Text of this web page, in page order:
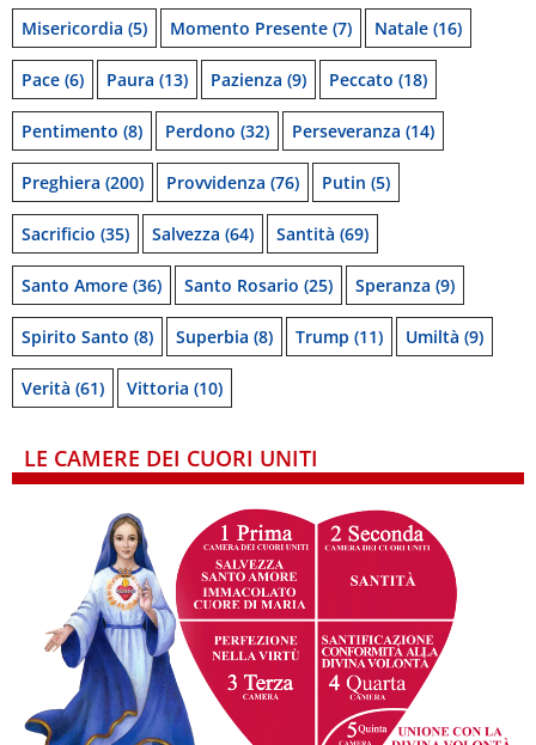
Misericordia (5) Momento Presente (7) Natale (16)
Pace (6) Paura (13) Pazienza (9) Peccato (18)
Pentimento (8) Perdono (32) Perseveranza (14)
Preghiera (200) Provvidenza (76) Putin (5)
Sacrificio (35) Salvezza (64) Santità (69)
Santo Amore (36) Santo Rosario (25) Speranza (9)
Spirito Santo (8) Superbia (8) Trump (11) Umiltà (9)
Verità (61) Vittoria (10)
LE CAMERE DEI CUORI UNITI